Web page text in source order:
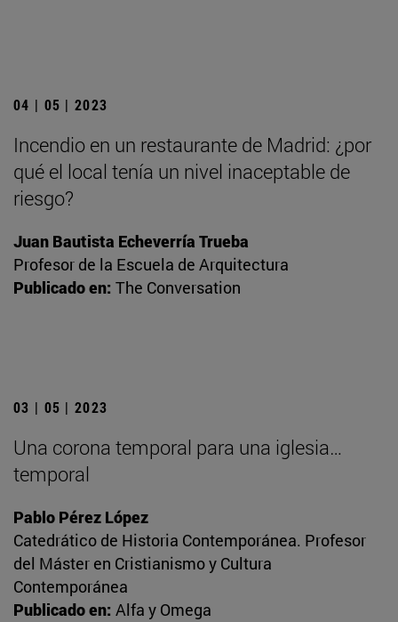
04 | 05 | 2023
Incendio en un restaurante de Madrid: ¿por
qué el local tenía un nivel inaceptable de
riesgo?
Juan Bautista Echeverría Trueba
Profesor de la Escuela de Arquitectura
Publicado en: The Conversation
03 | 05 | 2023
Una corona temporal para una iglesia…
temporal
Pablo Pérez López
Catedrático de Historia Contemporánea. Profesor
del Máster en Cristianismo y Cultura
Contemporánea
Publicado en: Alfa y Omega